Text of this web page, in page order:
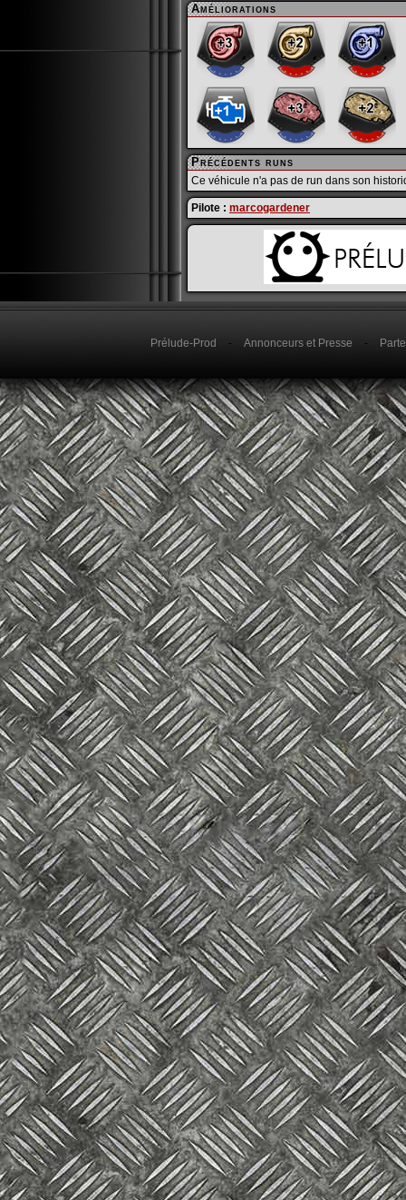
Améliorations
Précédents runs
Ce véhicule n'a pas de run dans son
Pilote : marcogardener
Prélude-Prod - Annonceurs et Presse -